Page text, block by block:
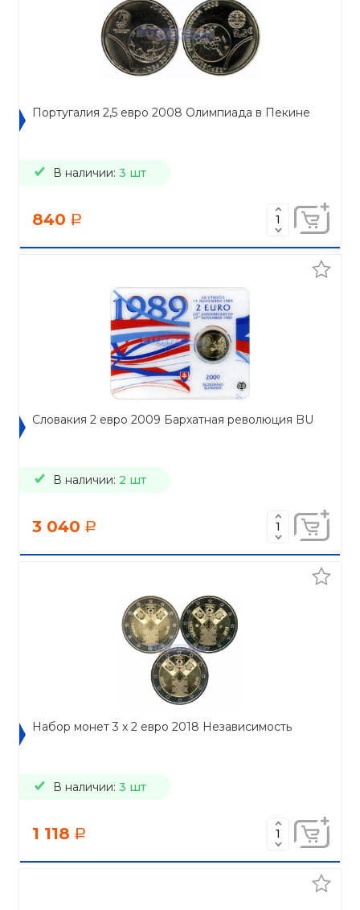
Португалия 2,5 евро 2008 Олимпиада в Пекине
В наличии: 3 шт
840 a
Словакия 2 евро 2009 Бархатная революция BU
В наличии: 2 шт
3 040 a
Набор монет 3 x 2 евро 2018 Независимость
В наличии: 3 шт
1 118 a